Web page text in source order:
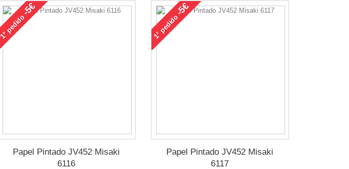
1°
pedido
-5€
Papel Pintado JV452 Misaki
6116
1°
pedido
-5€
Papel Pintado JV452 Misaki
6117